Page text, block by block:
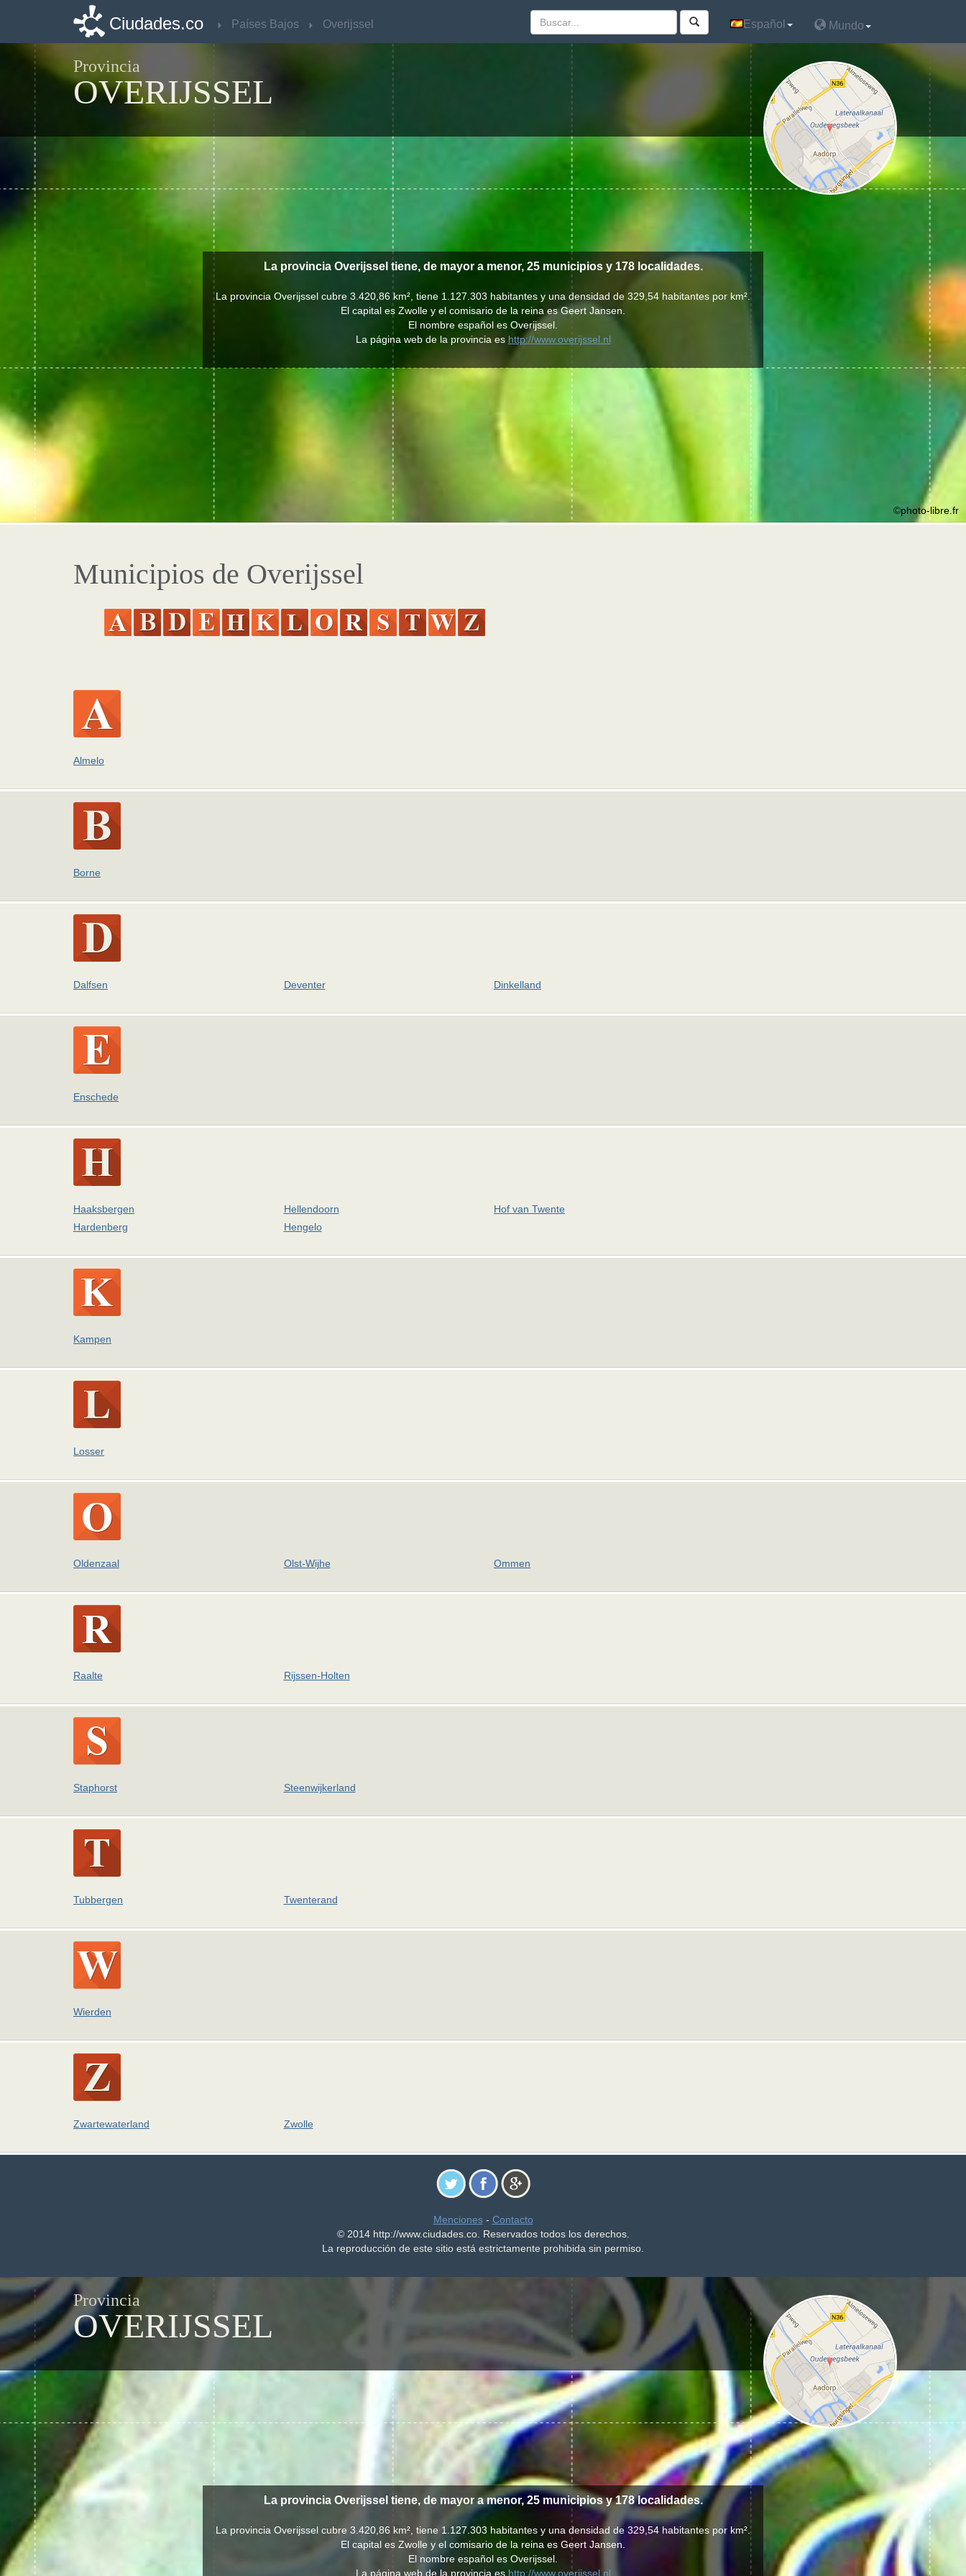
Ciudades.co Países Bajos Overijssel Español Mundo
Provincia
OVERIJSSEL
La provincia Overijssel tiene, de mayor a menor, 25 municipios y 178 localidades.
La provincia Overijssel cubre 3.420,86 km², tiene 1.127.303 habitantes y una densidad de 329,54 habitantes por km².
El capital es Zwolle y el comisario de la reina es Geert Jansen.
El nombre español es Overijssel.
La página web de la provincia es http://www.overijssel.nl
©photo-libre.fr
Municipios de Overijssel
Almelo
Borne
Dalfsen Deventer Dinkelland
Enschede
Haaksbergen
Hardenberg
Hellendoorn
Hengelo
Hof van Twente
Kampen
Losser
Oldenzaal Olst-Wijhe Ommen
Raalte Rijssen-Holten
Staphorst Steenwijkerland
Tubbergen Twenterand
Wierden
Zwartewaterland Zwolle
Menciones- Contacto
© 2014 http://www.ciudades.co. Reservados todos los derechos.
La reproducción de este sitio está estrictamente prohibida sin permiso.
Ciudades.co Países Bajos Overijssel Español Mundo
Provincia
OVERIJSSEL
La provincia Overijssel tiene, de mayor a menor, 25 municipios y 178 localidades.
La provincia Overijssel cubre 3.420,86 km², tiene 1.127.303 habitantes y una densidad de 329,54 habitantes por km².
El capital es Zwolle y el comisario de la reina es Geert Jansen.
El nombre español es Overijssel.
La página web de la provincia es http://www.overijssel.nl